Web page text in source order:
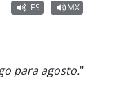
ES MX
para agosto."